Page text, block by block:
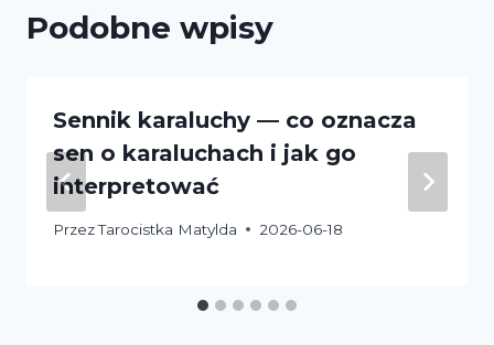
Podobne wpisy
Sennik karaluchy — co oznacza
sen o karaluchach i jak go
interpretować
PrzezTarocistka Matylda 2026-06-18